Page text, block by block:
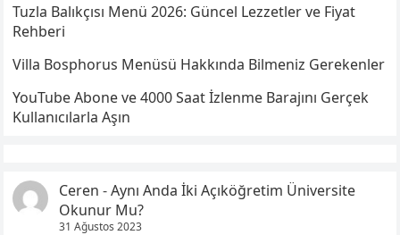
Tuzla Balıkçısı Menü 2026: Güncel Lezzetler ve Fiyat
Rehberi
Villa Bosphorus Menüsü Hakkında Bilmeniz Gerekenler
YouTube Abone ve 4000 Saat İzlenme Barajını Gerçek
Kullanıcılarla Aşın
Ceren -Aynı Anda İki Açıköğretim Üniversite
Okunur Mu?
31 Ağustos 2023